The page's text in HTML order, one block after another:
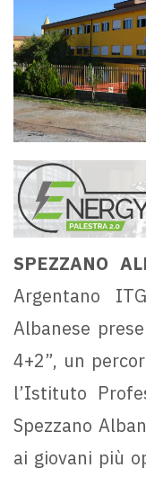
SPEZZANO
Argentano
Albanese
4+2”, un
l’Istituto
Spezzano
ai giovani più